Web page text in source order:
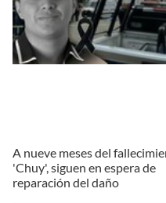
A nueve meses del
'Chuy', siguen en espera de
reparación del daño